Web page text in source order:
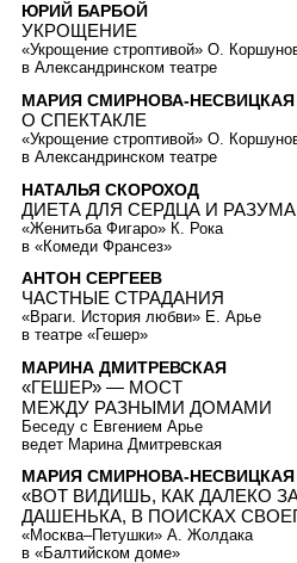
ЮРИЙ БАРБОЙ
УКРОЩЕНИЕ
«Укрощение строптивой» О.
в Александринском театре
МАРИЯ СМИРНОВА-НЕСВИЦКАЯ
О СПЕКТАКЛЕ
«Укрощение строптивой» О.
в Александринском театре
НАТАЛЬЯ СКОРОХОД
ДИЕТА ДЛЯ СЕРДЦА И РАЗУМА
«Женитьба Фигаро» К. Рока
в «Комеди Франсез»
АНТОН СЕРГЕЕВ
ЧАСТНЫЕ СТРАДАНИЯ
«Враги. История любви» Е. Арье
в театре «Гешер»
МАРИНА ДМИТРЕВСКАЯ
«ГЕШЕР» — МОСТ
МЕЖДУ РАЗНЫМИ ДОМАМИ
Беседу с Евгением Арье
ведет Марина Дмитревская
МАРИЯ СМИРНОВА-НЕСВИЦКАЯ
«ВОТ ВИДИШЬ, КАК ДАЛЕКО
ДАШЕНЬКА, В ПОИСКАХ
«Москва–Петушки» А. Жолдака
в «Балтийском доме»